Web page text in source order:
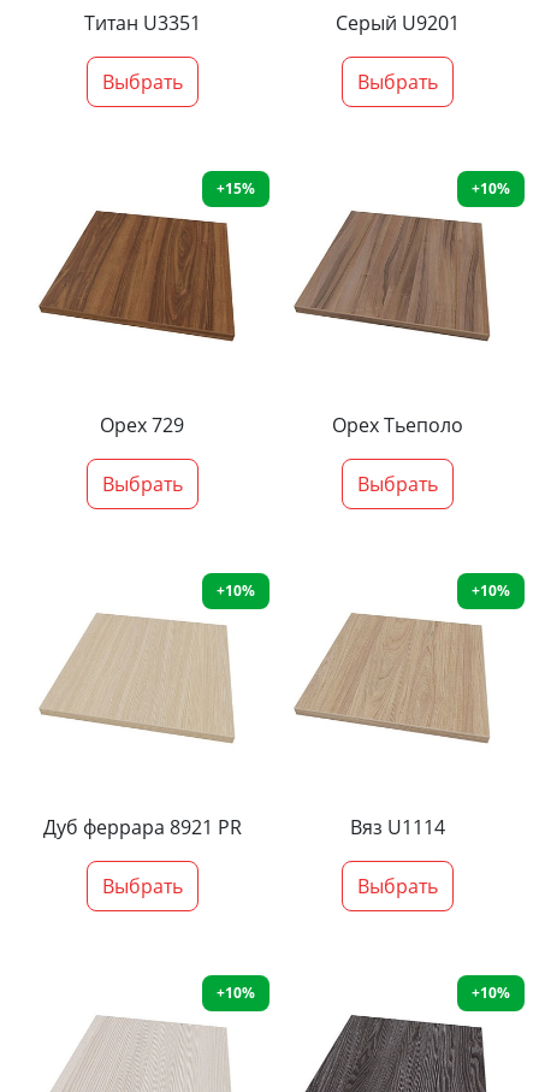
Титан U3351
Выбрать
Серый U9201
Выбрать
+15%
Орех 729
Выбрать
+10%
Орех Тьеполо
Выбрать
+10%
Дуб феррара 8921 PR
Выбрать
+10%
Вяз U1114
Выбрать
+10% +10%